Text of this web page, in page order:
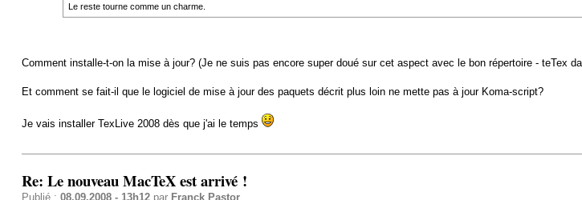
Le reste tourne comme un charme.
Comment installe-t-on la mise à jour? (Je ne suis pas encore super doué sur cet aspect avec le bon répertoire - teTex
Et comment se fait-il que le logiciel de mise à jour des paquets décrit plus loin ne mette pas à jour Koma-script?
Je vais installer TexLive 2008 dès que j'ai le temps
Re: Le nouveau MacTeX est arrivé !
Publié : 08.09.2008 - 13h12par Franck Pastor